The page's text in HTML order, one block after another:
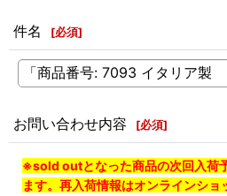
件名 [必須]
お問い合わせ内容 [必須]
※sold outとなった商品の次回入荷
ます。再入荷情報はオンラインショ